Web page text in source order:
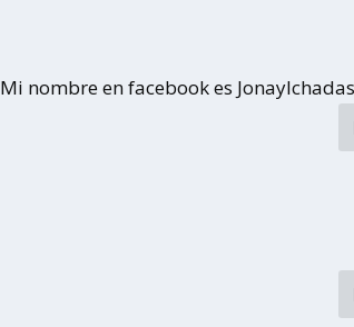
nombre en facebook es